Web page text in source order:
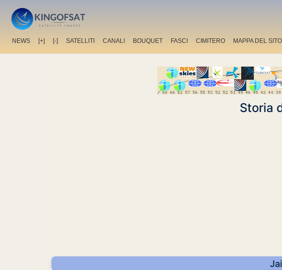
NEWS [+] [-] SATELLITI CANALI BOUQUET FASCI CIMITERO MAPPA DEL SITO
Storia